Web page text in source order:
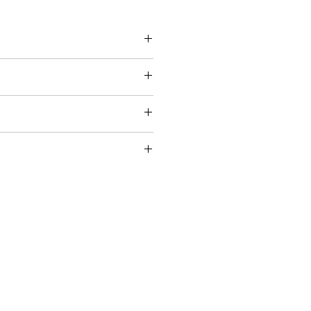
Elqui y desde aquí
de ayudarle a reunir
Comenzando por la observación